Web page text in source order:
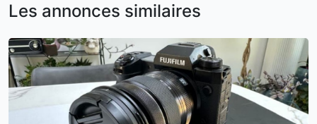
Les annonces similaires